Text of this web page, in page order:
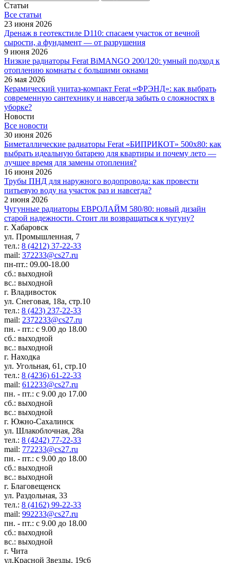
Статьи
Все cтатьи
23 июня 2026
Дренаж в геотекстиле D110: спасаем участок от вечной
сырости, а фундамент — от разрушения
9 июня 2026
Низкие радиаторы Ferat BiMANGO 200/120: умный подход к
отоплению комнаты с большими окнами
26 мая 2026
Керамический унитаз-компакт Ferat «ФРЭНД»: как выбрать
современную сантехнику и навсегда забыть о сложностях в
уборке?
Новости
Все новости
30 июня 2026
Биметаллические радиаторы Ferat «БИПРИКОТ» 500x80: как
выбрать идеальную батарею для квартиры и почему лето —
лучшее время для замены отопления?
16 июня 2026
Трубы ПНД для наружного водопровода: как провести
питьевую воду на участок раз и навсегда?
2 июня 2026
Чугунные радиаторы ЕВРОЛАЙМ 580/80: новый дизайн
старой надежности. Стоит ли возвращаться к чугуну?
г. Хабаровск
ул. Промышленная, 7
тел.: 8 (4212) 37-22-33
mail: 372233@cs27.ru
пн-пт.: 09.00-18.00
сб.: выходной
вс.: выходной
г. Владивосток
ул. Снеговая, 18а, стр.10
тел.: 8 (423) 237-22-33
mail: 2372233@cs27.ru
пн. - пт.: с 9.00 до 18.00
сб.: выходной
вс.: выходной
г. Находка
ул. Угольная, 61, стр.10
тел.: 8 (4236) 61-22-33
mail: 612233@cs27.ru
пн. - пт.: с 9.00 до 17.00
сб.: выходной
вс.: выходной
г. Южно-Сахалинск
ул. Шлакоблочная, 28а
тел.: 8 (4242) 77-22-33
mail: 772233@cs27.ru
пн. - пт.: с 9.00 до 18.00
сб.: выходной
вс.: выходной
г. Благовещенск
ул. Раздольная, 33
тел.: 8 (4162) 99-22-33
mail: 992233@cs27.ru
пн. - пт.: с 9.00 до 18.00
сб.: выходной
вс.: выходной
г. Чита
ул.Красной Звезды, 19с6